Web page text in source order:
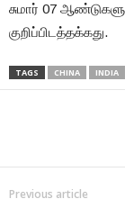
சுமார் 07
குறிப்பிடத்தக்கது.
TAGS CHINA INDIA
Previous article